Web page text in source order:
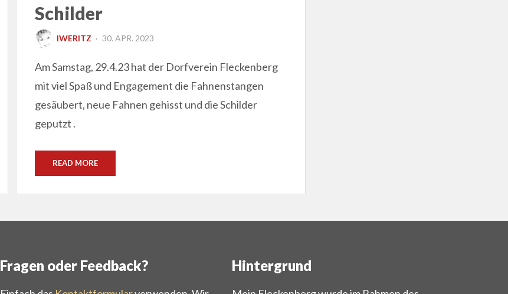
Schilder
IWERITZ
POSTED
30. APR. 2023
Am Samstag, 29.4.23 hat der Dorfverein Fleckenberg
mit viel Spaß und Engagement die Fahnenstangen
gesäubert, neue Fahnen gehisst und die Schilder
geputzt .
READ MORE
Fragen oder Feedback? Hintergrund